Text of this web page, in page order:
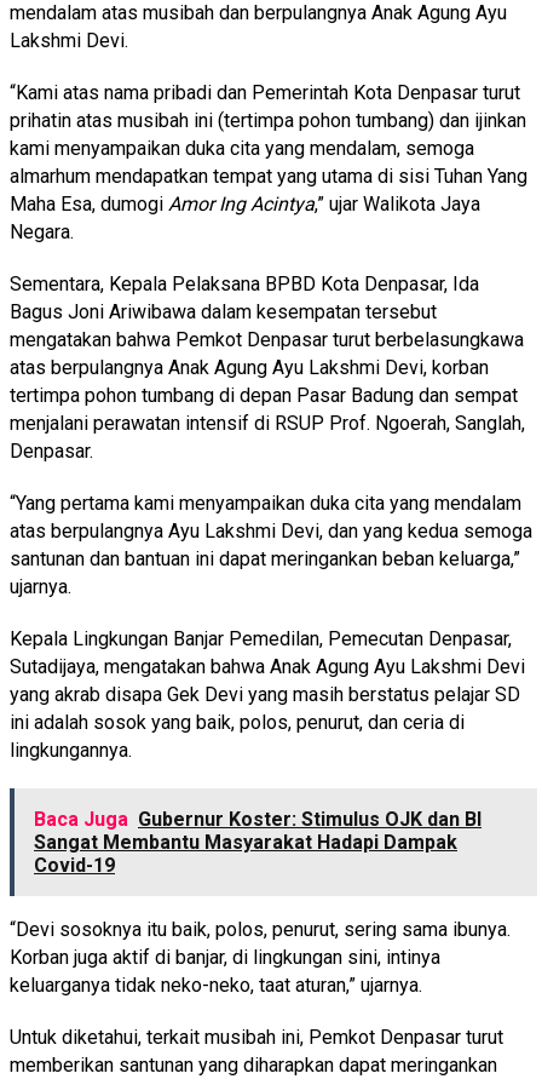
mendalam atas musibah dan berpulangnya Anak Agung Ayu
Lakshmi Devi.
“Kami atas nama pribadi dan Pemerintah Kota Denpasar turut
prihatin atas musibah ini (tertimpa pohon tumbang) dan ijinkan
kami menyampaikan duka cita yang mendalam, semoga
almarhum mendapatkan tempat yang utama di sisi Tuhan Yang
Maha Esa, dumogi Amor Ing Acintya,” ujar Walikota Jaya
Negara.
Sementara, Kepala Pelaksana BPBD Kota Denpasar, Ida
Bagus Joni Ariwibawa dalam kesempatan tersebut
mengatakan bahwa Pemkot Denpasar turut berbelasungkawa
atas berpulangnya Anak Agung Ayu Lakshmi Devi, korban
tertimpa pohon tumbang di depan Pasar Badung dan sempat
menjalani perawatan intensif di RSUP Prof. Ngoerah, Sanglah,
Denpasar.
“Yang pertama kami menyampaikan duka cita yang mendalam
atas berpulangnya Ayu Lakshmi Devi, dan yang kedua semoga
santunan dan bantuan ini dapat meringankan beban keluarga,”
ujarnya.
Kepala Lingkungan Banjar Pemedilan, Pemecutan Denpasar,
Sutadijaya, mengatakan bahwa Anak Agung Ayu Lakshmi Devi
yang akrab disapa Gek Devi yang masih berstatus pelajar SD
ini adalah sosok yang baik, polos, penurut, dan ceria di
lingkungannya.
Baca Juga Gubernur Koster: Stimulus OJK dan BI
Sangat Membantu Masyarakat Hadapi Dampak
Covid-19
“Devi sosoknya itu baik, polos, penurut, sering sama ibunya.
Korban juga aktif di banjar, di lingkungan sini, intinya
keluarganya tidak neko-neko, taat aturan,” ujarnya.
Untuk diketahui, terkait musibah ini, Pemkot Denpasar turut
memberikan santunan yang diharapkan dapat meringankan